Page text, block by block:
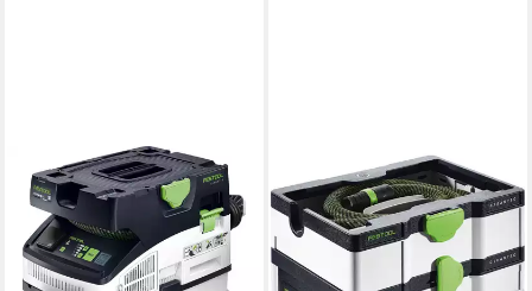
FESTOOL
Industriesauger Festool CTM
MIDI I Absaugmobil
949,76 €
lieferbar - in 3-4 Werktagen bei dir
FESTOOL
Industriesauger Festool CTLC
SYS I-Basic Akku-
Absaugmobil
524,63 €